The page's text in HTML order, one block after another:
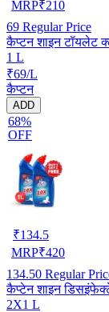
MRP₹210
69 Regular Price
कैप्टन शाइन टॉयलेट
1 L
₹69/L
कैप्टन
ADD
68%
OFF
₹134.5
MRP₹420
134.50 Regular
कैप्टेन शाइन
2X1 L